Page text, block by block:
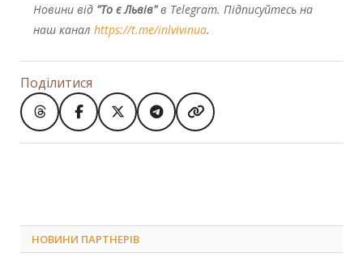
Новини від "То є Львів"в Telegram. Підписуйтесь на
наш канал https://t.me/inlvivinua.
Поділитися
НОВИНИ ПАРТНЕРІВ